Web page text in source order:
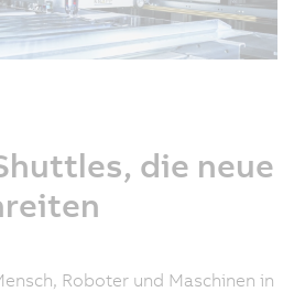
die neue
Roboter und Maschinen in